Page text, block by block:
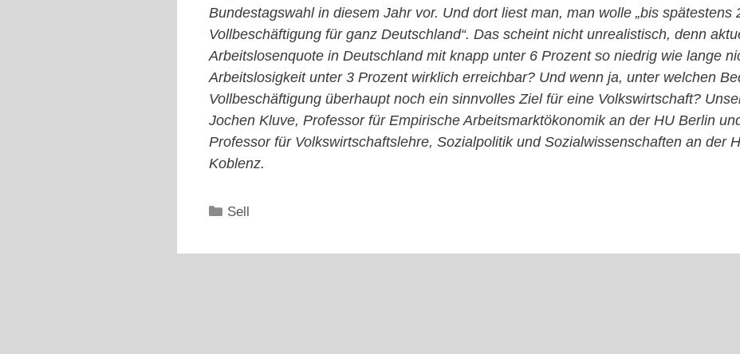
Bundestagswahl in diesem Jahr vor. Und dort liest man, man wolle „bis spätestens
Vollbeschäftigung für ganz Deutschland“. Das scheint nicht unrealistisch, denn
Arbeitslosenquote in Deutschland mit knapp unter 6 Prozent so niedrig wie lange
Arbeitslosigkeit unter 3 Prozent wirklich erreichbar? Und wenn ja, unter welchen
Vollbeschäftigung überhaupt noch ein sinnvolles Ziel für eine Volkswirtschaft?
Jochen Kluve, Professor für Empirische Arbeitsmarktökonomik an der HU Berlin
Professor für Volkswirtschaftslehre, Sozialpolitik und Sozialwissenschaften an der
Koblenz.
Kategorien
Sell